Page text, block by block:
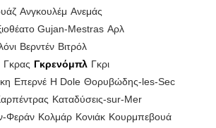
Ανγκουλέμ Ανεμάς
Gujan-Mestras Αρλ
Βερντέν Βιτρόλ
Γκρας Γκρενόμπλ Γκρι
Επερνέ Η Dole Θορυβώδης-les-Sec
Καταδύσεις-sur-Mer
Φεράν Κολμάρ Κονιάκ Κουρμπεβουά